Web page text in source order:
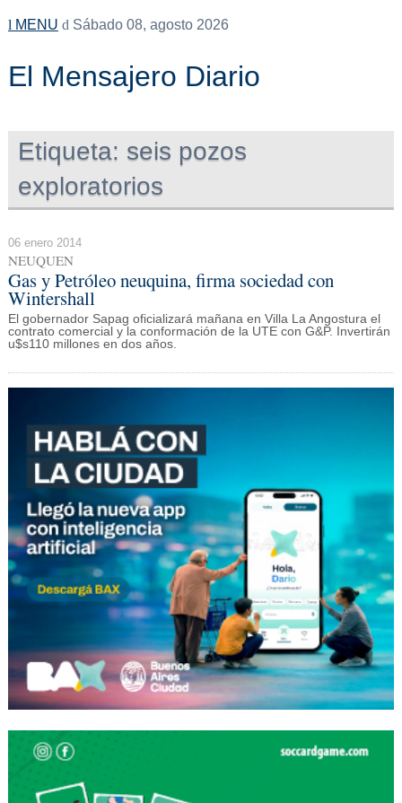
MENU Sábado 08, agosto 2026
El Mensajero Diario
Etiqueta: seis pozos
exploratorios
06 enero 2014
NEUQUEN
Gas y Petróleo neuquina, firma sociedad con
Wintershall
El gobernador Sapag oficializará mañana en Villa La Angostura el
contrato comercial y la conformación de la UTE con G&P. Invertirán
u$s110 millones en dos años.